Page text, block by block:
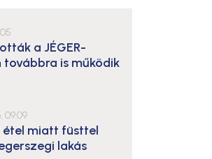
a JÉGER-
is működik
09:09
miatt füsttel
lakás